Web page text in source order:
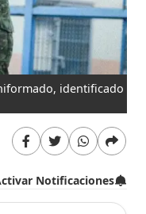
identificado
Notificaciones